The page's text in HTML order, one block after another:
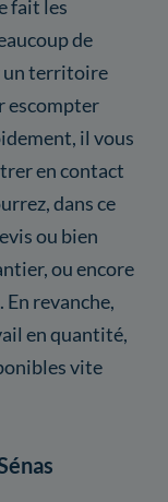
fait les
de
un territoire
escompter
il vous
en contact
dans ce
ou bien
ou encore
revanche,
en quantité,
vite